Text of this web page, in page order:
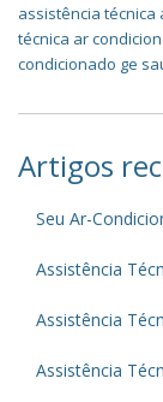
assistência técnica
técnica ar
condicionado ge
Artigos
Seu Ar-
Assistência
Assistência
Assistência